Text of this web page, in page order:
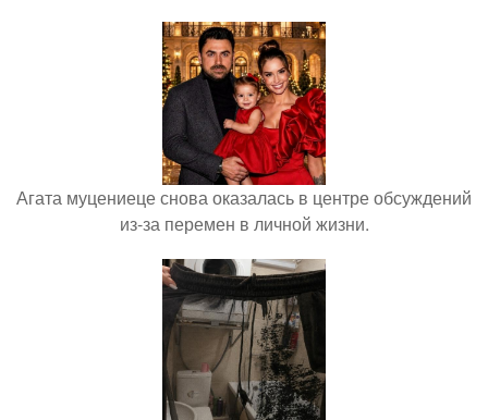
Агата муцениеце снова оказалась в центре обсуждений
из-за перемен в личной жизни.